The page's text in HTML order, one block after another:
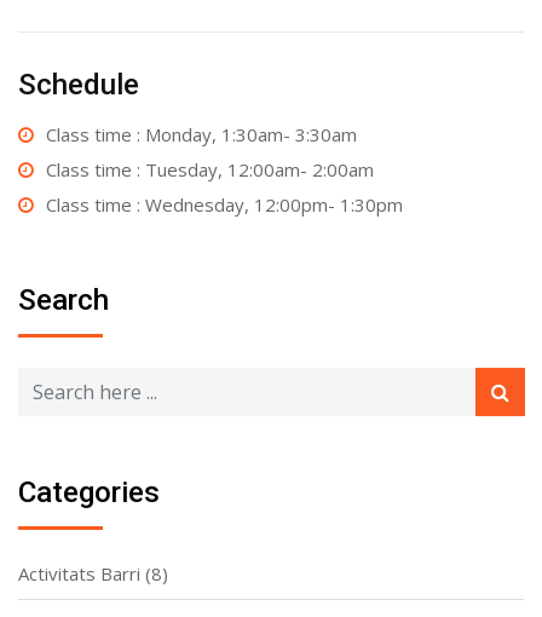
Schedule
Class time : Monday, 1:30am- 3:30am
Class time : Tuesday, 12:00am- 2:00am
Class time : Wednesday, 12:00pm- 1:30pm
Search
Categories
Activitats Barri (8)